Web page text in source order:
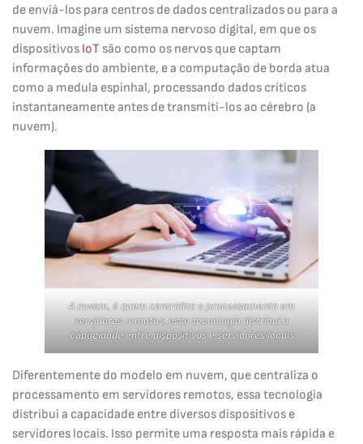
de enviá-los para centros de dados centralizados ou para a
nuvem. Imagine um sistema nervoso digital, em que os
dispositivos IoT são como os nervos que captam
informações do ambiente, e a computação de borda atua
como a medula espinhal, processando dados críticos
instantaneamente antes de transmiti-los ao cérebro (a
nuvem).
A nuvem, é quem centraliza o processamento em
servidores remotos, essa tecnologia distribui a
capacidade entre dispositivos e servidores locais
Diferentemente do modelo em nuvem, que centraliza o
processamento em servidores remotos, essa tecnologia
distribui a capacidade entre diversos dispositivos e
servidores locais. Isso permite uma resposta mais rápida e